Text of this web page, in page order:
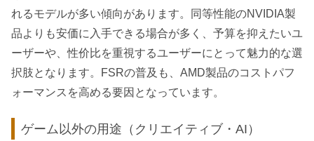
れるモデルが多い傾向があります。同等性能のNVIDIA製
品よりも安価に入手できる場合が多く、予算を抑えたいユ
ーザーや、性价比を重視するユーザーにとって魅力的な選
択肢となります。FSRの普及も、AMD製品のコストパフ
ォーマンスを高める要因となっています。
ゲーム以外の用途（クリエイティブ・AI）